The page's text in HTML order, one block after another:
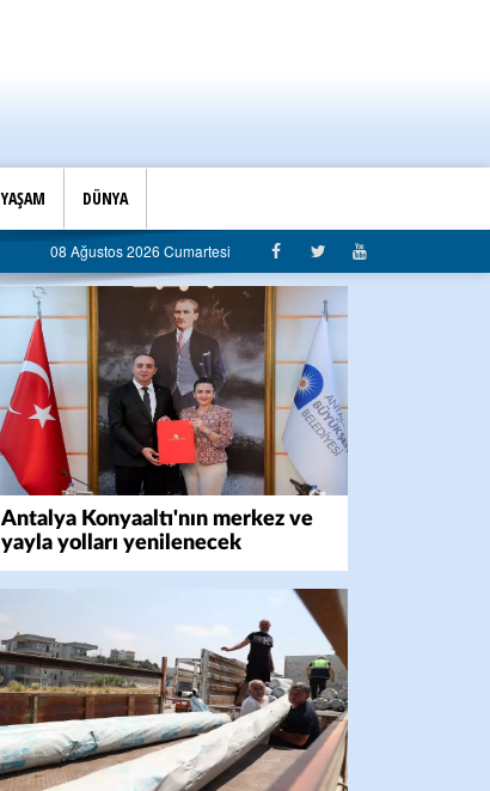
YAŞAM DÜNYA
08 Ağustos 2026 Cumartesi
Antalya Konyaaltı'nın merkez ve
yayla yolları yenilenecek